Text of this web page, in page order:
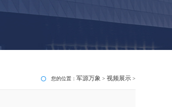
您的位置： 军源万象 > 视频展示 >